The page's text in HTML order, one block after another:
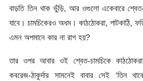
বাড়তি তিন থাক ভুঁড়ি, আর ওগুলো একেবারে
যাবে। চামচিকেরও অধম। কাঠঠোকরা, পাটকাঠি,
এমন অপমানে কার না রাগ হয়?
তার ওপর আবার ওই শ্বেত-চামচিকে
কবরেজ-ঠাকুর্দার সামনেই বাবার সেই ‘তিন